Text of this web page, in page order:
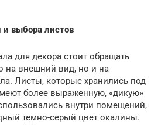
и выбора листов
для декора стоит обращать
на внешний вид, но и на
Листы, которые хранились под
более выраженную, «дикую»
внутри помещений,
темно-серый цвет окалины.